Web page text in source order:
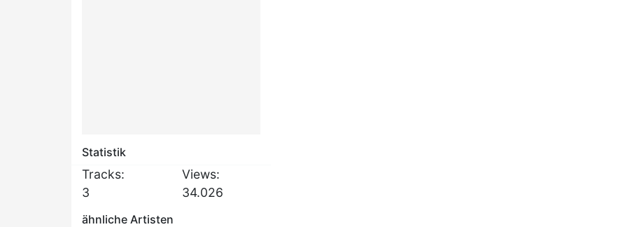
Statistik
Tracks:
3
Views:
34.026
ähnliche Artisten